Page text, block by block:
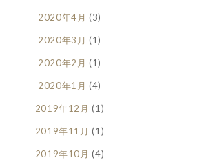
2020年4月 (3)
2020年3月 (1)
2020年2月 (1)
2020年1月 (4)
2019年12月 (1)
2019年11月 (1)
2019年10月 (4)